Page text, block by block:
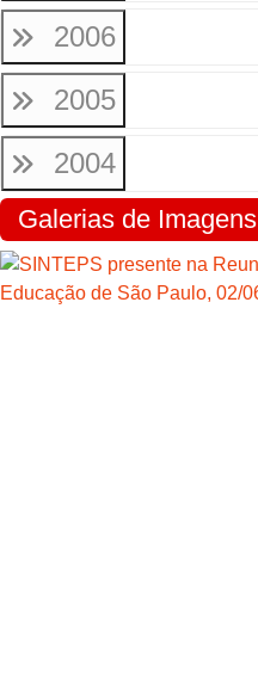
2006
2005
2004
Galerias de Imagens